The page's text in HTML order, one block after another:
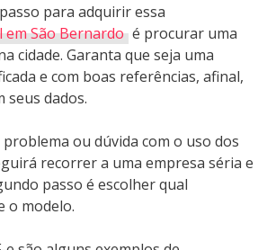
para adquirir essa
em São Bernardo é procurar uma
cidade. Garanta que seja uma
e com boas referências, afinal,
seus dados.
ou dúvida com o uso dos
recorrer a uma empresa séria e
passo é escolher qual
o modelo.